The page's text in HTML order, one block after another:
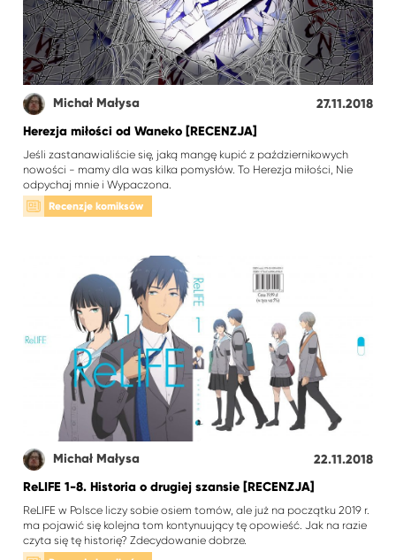
Michał Małysa
27.11.2018
Herezja miłości od Waneko [RECENZJA]
Jeśli zastanawialiście się, jaką mangę kupić z październikowych
nowości - mamy dla was kilka pomysłów. To Herezja miłości, Nie
odpychaj mnie i Wypaczona.
Recenzje komiksów
Michał Małysa
22.11.2018
ReLIFE 1-8. Historia o drugiej szansie [RECENZJA]
ReLIFE w Polsce liczy sobie osiem tomów, ale już na początku 2019 r.
ma pojawić się kolejna tom kontynuujący tę opowieść. Jak na razie
czyta się tę historię? Zdecydowanie dobrze.